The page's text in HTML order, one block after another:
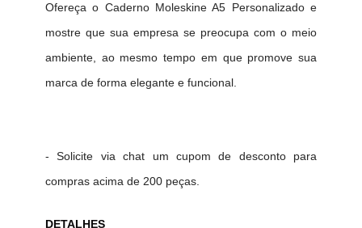
Ofereça o Caderno Moleskine A5 Personalizado e
mostre que sua empresa se preocupa com o meio
ambiente, ao mesmo tempo em que promove sua
marca de forma elegante e funcional.
- Solicite via chat um cupom de desconto para
compras acima de 200 peças.
DETALHES